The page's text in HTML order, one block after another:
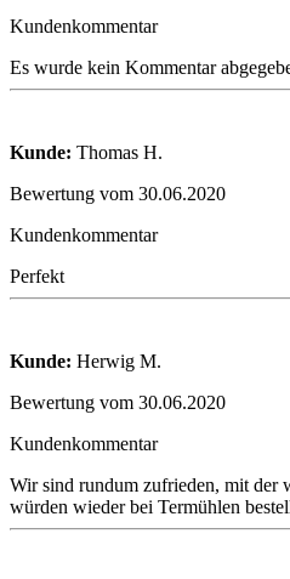
Kundenkommentar
Es wurde kein Kommentar
Kunde: Thomas H.
Bewertung vom 30.06.2020
Kundenkommentar
Perfekt
Kunde: Herwig M.
Bewertung vom 30.06.2020
Kundenkommentar
Wir sind rundum zufrieden, mit der
würden wieder bei Termühlen